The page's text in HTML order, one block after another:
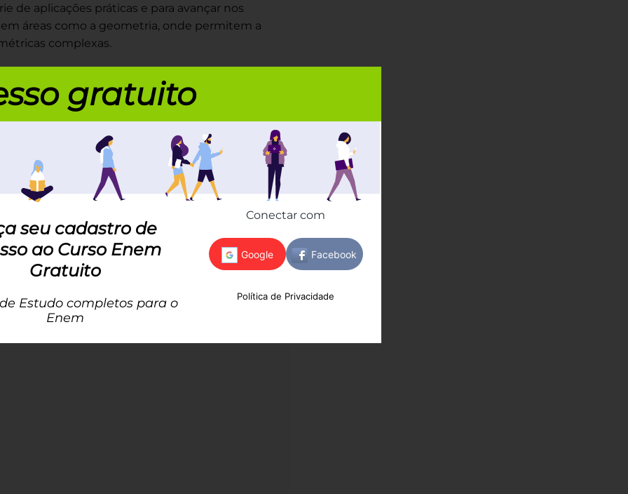
de aplicações práticas e para avançar nos
áreas como a geometria, onde permitem a
complexas.
em situações financeiras, como calcular
de números decimais e porcentagens,
interligados. Portanto, a habilidade de trabalhar
mas também é um alicerce importante para o
aprender como resolver operações!
a aula 8
gratuito
seu cadastro de
ao Curso Enem
Gratuito
Estudo completos para o
Enem
Conectar com
Política de Privacidade